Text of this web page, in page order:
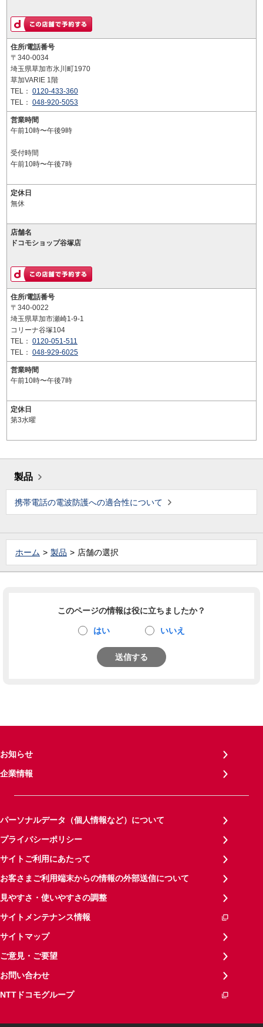
住所/電話番号
〒340-0034
埼玉県草加市氷川町1970
草加VARIE 1階
TEL： 0120-433-360
TEL： 048-920-5053
営業時間
午前10時〜午後9時
受付時間
午前10時〜午後7時
定休日
無休
店舗名
ドコモショップ谷塚店
住所/電話番号
〒340-0022
埼玉県草加市瀬崎1-9-1
コリーナ谷塚104
TEL： 0120-051-511
TEL： 048-929-6025
営業時間
午前10時〜午後7時
定休日
第3水曜
製品
携帯電話の電波防護への適合性について
ホーム 製品 店舗の選択
このページの情報は役に立ちましたか？
はい いいえ
送信する
お知らせ
企業情報
パーソナルデータ（個人情報など）について
プライバシーポリシー
サイトご利用にあたって
お客さまご利用端末からの情報の外部送信について
見やすさ・使いやすさの調整
サイトメンテナンス情報
サイトマップ
ご意見・ご要望
お問い合わせ
NTTドコモグループ